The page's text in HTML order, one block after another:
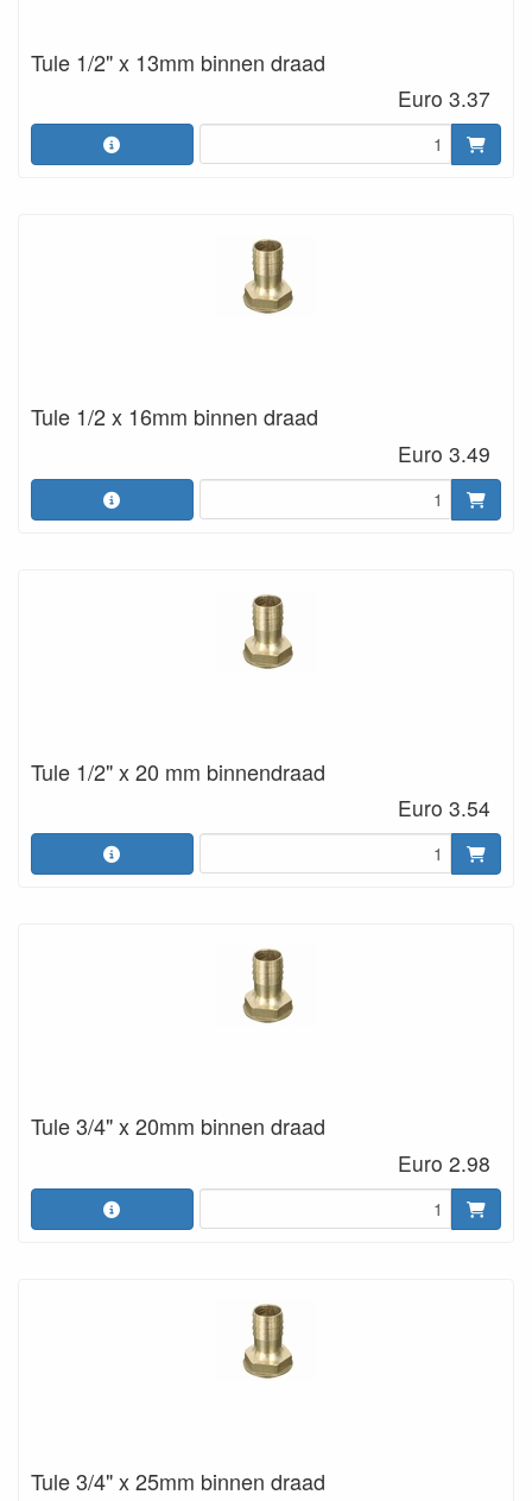
Tule 1/2" x 13mm binnen draad
Euro 3.37
Tule 1/2 x 16mm binnen draad
Euro 3.49
Tule 1/2" x 20 mm binnendraad
Euro 3.54
Tule 3/4" x 20mm binnen draad
Euro 2.98
Tule 3/4" x 25mm binnen draad